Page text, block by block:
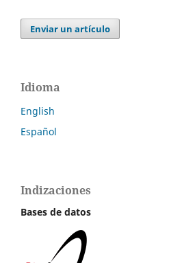
Enviar un artículo
Idioma
English
Español
Indizaciones
Bases de datos